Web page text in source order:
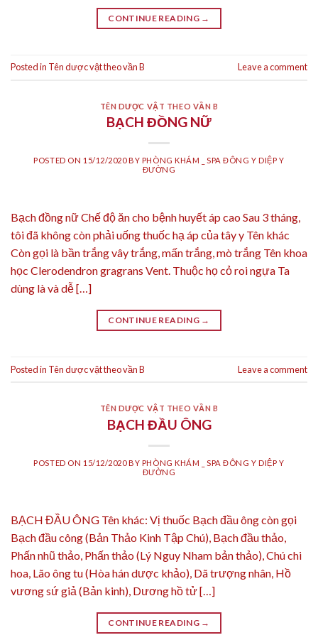
CONTINUE READING →
Posted in Tên dược vật theo vần B Leave a comment
TÊN DƯỢC VẬT THEO VẦN B
BẠCH ĐỒNG NỮ
POSTED ON 15/12/2020BY PHÒNG KHÁM _ SPA ĐÔNG Y DIỆP Y
ĐƯỜNG
Bạch đồng nữ Chế độ ăn cho bệnh huyết áp cao Sau 3 tháng,
tôi đã không còn phải uống thuốc hạ áp của tây y Tên khác
Còn gọi là bần trắng vây trắng, mấn trắng, mò trắng Tên khoa
học Clerodendron gragrans Vent. Thuộc họ cỏ roi ngựa Ta
dùng là và dễ […]
CONTINUE READING →
Posted in Tên dược vật theo vần B Leave a comment
TÊN DƯỢC VẬT THEO VẦN B
BẠCH ĐẦU ÔNG
POSTED ON 15/12/2020BY PHÒNG KHÁM _ SPA ĐÔNG Y DIỆP Y
ĐƯỜNG
BẠCH ĐẦU ÔNG Tên khác: Vị thuốc Bạch đầu ông còn gọi
Bạch đầu công (Bản Thảo Kinh Tập Chú), Bạch đầu thảo,
Phấn nhũ thảo, Phấn thảo (Lý Nguy Nham bản thảo), Chú chi
hoa, Lão ông tu (Hòa hán dược khảo), Dã trượng nhân, Hồ
vương sứ giả (Bản kinh), Dương hồ tử […]
CONTINUE READING →